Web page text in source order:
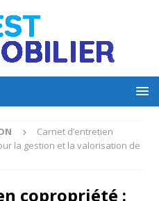
Carnet d’entretien
la gestion et la valorisation de
copropriété :